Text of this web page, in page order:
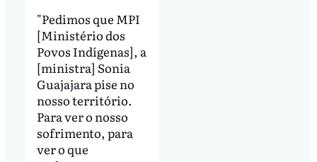
"Pedimos que MPI
[Ministério dos
Povos Indígenas], a
[ministra] Sonia
Guajajara pise no
nosso território.
Para ver o nosso
sofrimento, para
ver o que